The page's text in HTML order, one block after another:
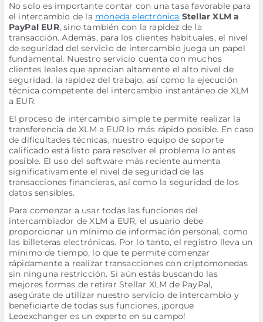
No solo es importante contar con una tasa favorable para
el intercambio de la moneda electrónica Stellar XLM a
PayPal EUR, sino también con la rapidez de la
transacción. Además, para los clientes habituales, el nivel
de seguridad del servicio de intercambio juega un papel
fundamental. Nuestro servicio cuenta con muchos
clientes leales que aprecian altamente el alto nivel de
seguridad, la rapidez del trabajo, así como la ejecución
técnica competente del intercambio instantáneo de XLM
a EUR.
El proceso de intercambio simple te permite realizar la
transferencia de XLM a EUR lo más rápido posible. En caso
de dificultades técnicas, nuestro equipo de soporte
calificado está listo para resolver el problema lo antes
posible. El uso del software más reciente aumenta
significativamente el nivel de seguridad de las
transacciones financieras, así como la seguridad de los
datos sensibles.
Para comenzar a usar todas las funciones del
intercambiador de XLM a EUR, el usuario debe
proporcionar un mínimo de información personal, como
las billeteras electrónicas. Por lo tanto, el registro lleva un
mínimo de tiempo, lo que te permite comenzar
rápidamente a realizar transacciones con criptomonedas
sin ninguna restricción. Si aún estás buscando las
mejores formas de retirar Stellar XLM de PayPal,
asegúrate de utilizar nuestro servicio de intercambio y
beneficiarte de todas sus funciones, ¡porque
Leoexchanger es un experto en su campo!